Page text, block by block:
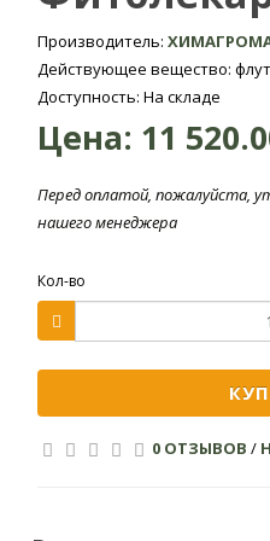
Ячмень
ржавчина,
полосатая
сетчатая
Свекла
Оидиум,
гниль
препарат, предназначенный
септориоза и других.
Производитель:
Действующее вещество:
Доступность: На складе
Цена: 11
Перед оплатой, пожалуйста,
нашего менеджера
Кол-во
0 ОТЗЫВОВ /